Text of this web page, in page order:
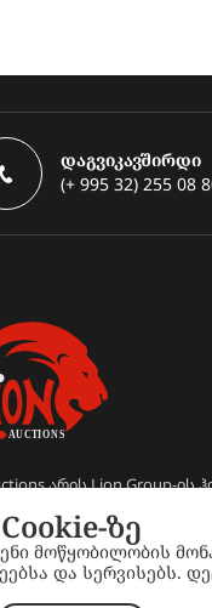
დაგვიკავშირდი
(+ 995 32) 255 08
არის Lion Group-ის
ზე
მოწყობილობის
და სერვისებს.